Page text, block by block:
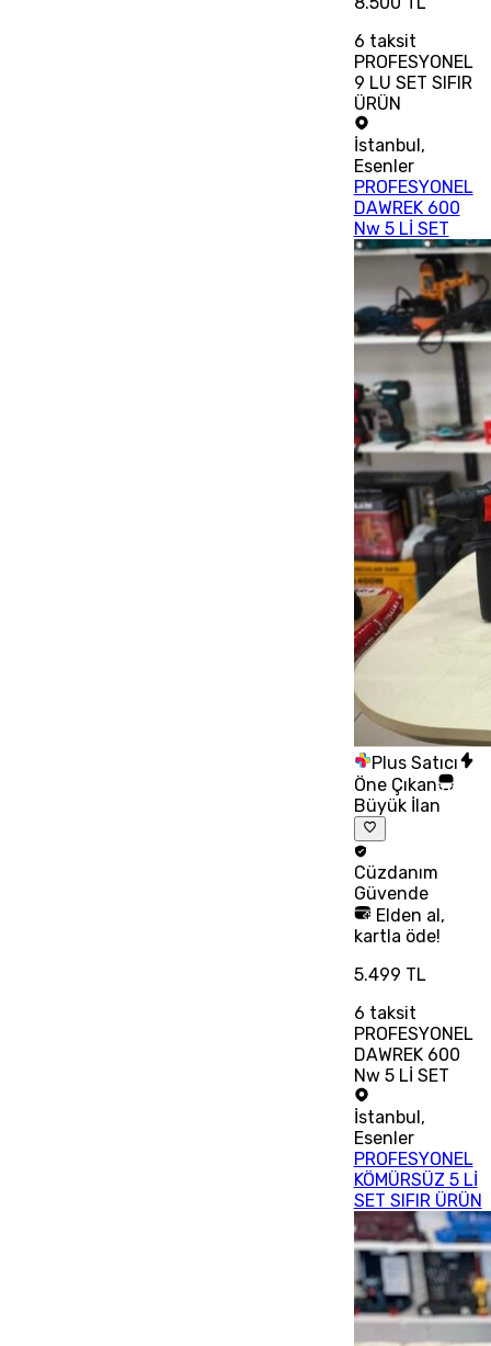
6 taksit
PROFESYONEL
9 LU SET SIFIR
ÜRÜN
İstanbul ,
Esenler
PROFESYONEL
DAWREK 600
Nw 5 Lİ SET
Plus Satıcı
Öne Çıkan
Büyük İlan
Cüzdanım
Güvende
Elden al,
kartla öde!
5.499 TL
6 taksit
PROFESYONEL
DAWREK 600
Nw 5 Lİ SET
İstanbul,
Esenler
PROFESYONEL
KÖMÜRSÜZ 5 Lİ
SET SIFIR ÜRÜN